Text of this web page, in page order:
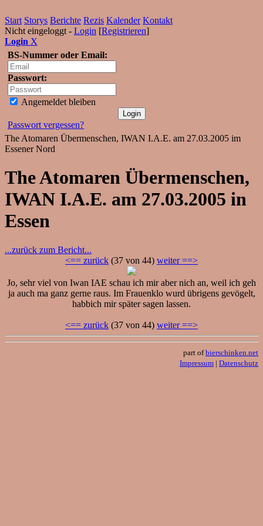
Start Storys Berichte Rezis Kalender Kontakt
Nicht eingeloggt - Login [Registrieren]
Login X
BS-Nummer oder Email:
Passwort:
Angemeldet bleiben
Passwort vergessen?
The Atomaren Übermenschen, IWAN I.A.E. am 27.03.2005 im
Essener Nord
The Atomaren Übermenschen,
IWAN I.A.E. am 27.03.2005 in
Essen
...zurück zum Bericht...
<== zurück (37 von 44) weiter ==>
Jo, sehr viel von Iwan IAE schau ich mir aber nich an, weil ich geh
ja auch ma ganz gerne raus. Im Frauenklo wurd übrigens gevögelt,
habbich mir später sagen lassen.
<== zurück (37 von 44) weiter ==>
part ofbierschinken.net
Impressum | Datenschutz